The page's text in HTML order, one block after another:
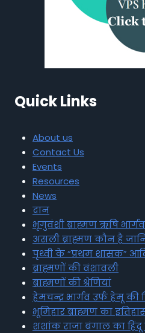
Quick Links
About us
Contact Us
Events
Resources
News
दान
भृगुवंशी ब्राह्मण ऋषि
असली ब्राह्मण कौन है
पृथ्वी के “प्रथम शासक”
ब्राह्मणों की वंशावली
ब्राह्मणों की श्रेणियां
हेमचन्द्र भार्गव उर्फ हेमू की
भूमिहार ब्राह्मण का
शशांक राजा बंगाल का हिंदू